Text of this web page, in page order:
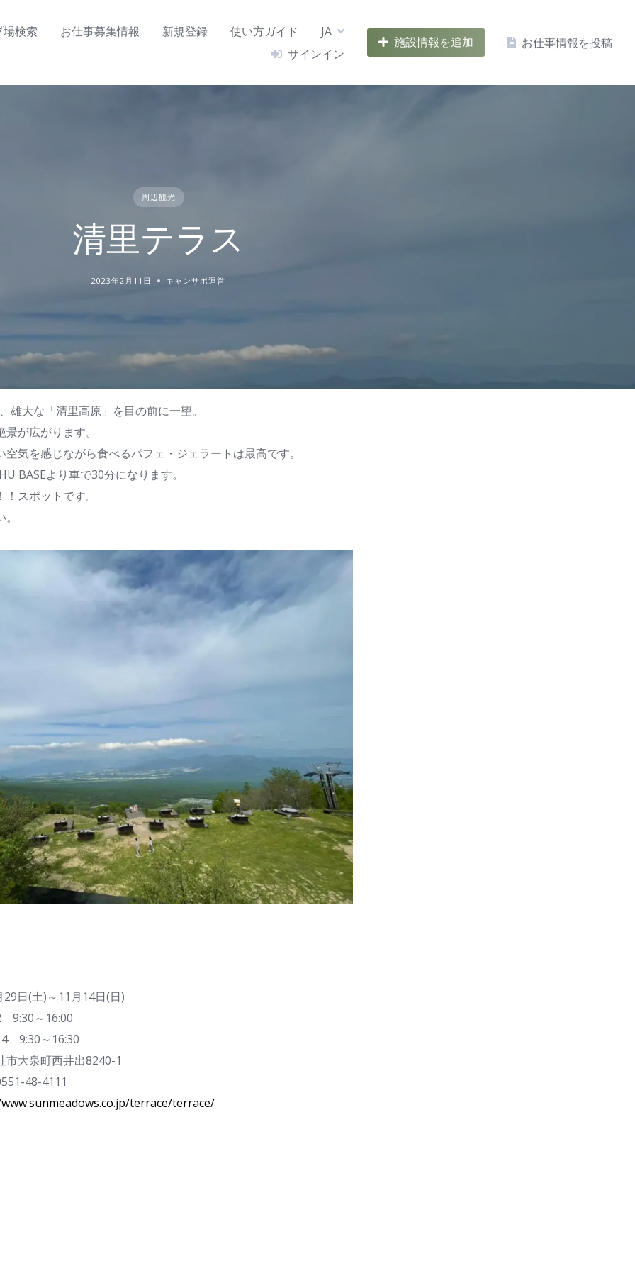
検索 お仕事募集情報 新規登録 使い方ガイド
JA
サインイン
施設情報を追加 お仕事情報を投稿
周辺観光
清里テラス
2023年2月11日 キャンサポ運営
雄大な「清里高原」を目の前に一望。
が広がります。
気を感じながら食べるパフェ・ジェラートは最高です。
BASEより車で30分になります。
スポットです。
29日(土)～11月14日(日)
9:30～16:00
～16:30
市大泉町西井出8240-1
48-4111
terrace/terrace/